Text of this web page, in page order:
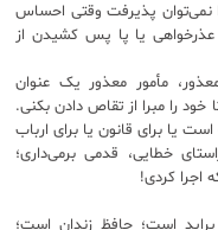
نمی‌توان پذیرفت وقتی احساس
یا پا پس کشیدن از
مأمور معذور یک عنوان
را مبرا از تقاص دادن بکنی.
یا برای قانون یا برای ارباب
خطایی، قدمی برمی‌داری؛
اجرا کردی!
پراید است؛ حافظ زندان است؛